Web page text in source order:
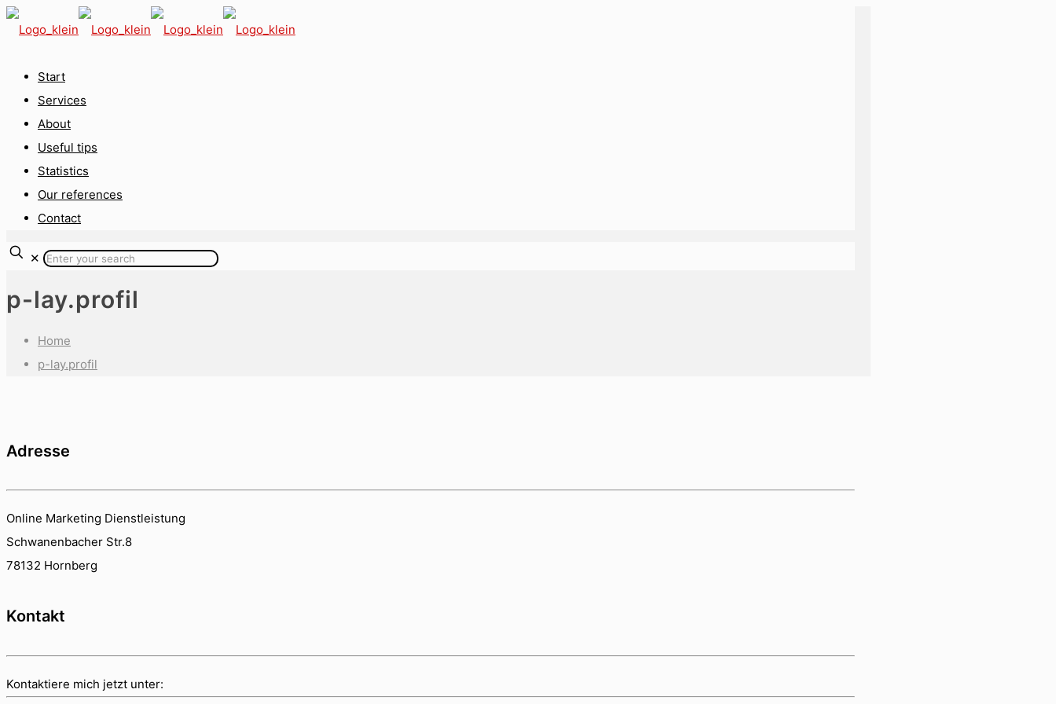
Start
Services
About
Useful tips
Statistics
Our references
Contact
✕
p-lay.profil
Home
p-lay.profil
Adresse
Online Marketing Dienstleistung
Schwanenbacher Str.8
78132 Hornberg
Kontakt
Kontaktiere mich jetzt unter: